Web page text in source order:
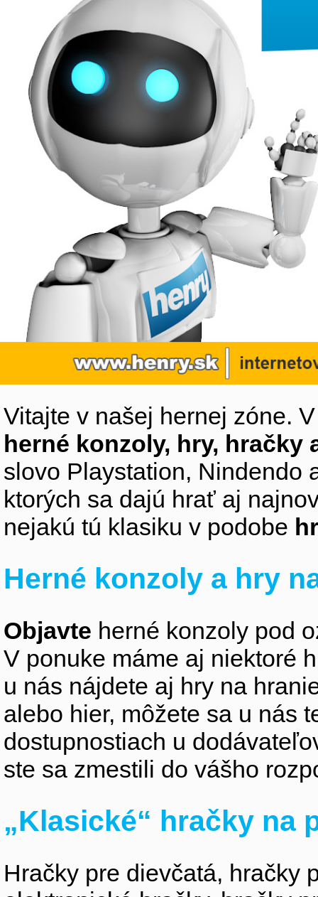
Vitajte v našej hernej zóne.
herné konzoly, hry, hračky
slovo Playstation, Nindendo
ktorých sa dajú hrať aj
nejakú tú klasiku v podobe
Herné konzoly a hry
Objavte herné konzoly pod
V ponuke máme aj niektoré
u nás nájdete aj hry na
alebo hier, môžete sa u nás
dostupnostiach u
ste sa zmestili do vášho
„Klasické“ hračky na
Hračky pre dievčatá, hračky